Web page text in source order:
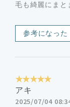
毛も綺麗にまと
参考になった
★★★★★
アキ
2025/07/04